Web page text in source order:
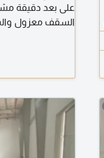
على بعد دقيقة
السقف معزول